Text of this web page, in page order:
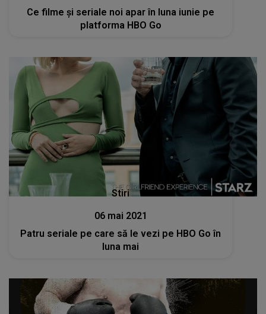
Ce filme și seriale noi apar în luna iunie pe
platforma HBO Go
Stiri
06 mai 2021
Patru seriale pe care să le vezi pe HBO Go în
luna mai